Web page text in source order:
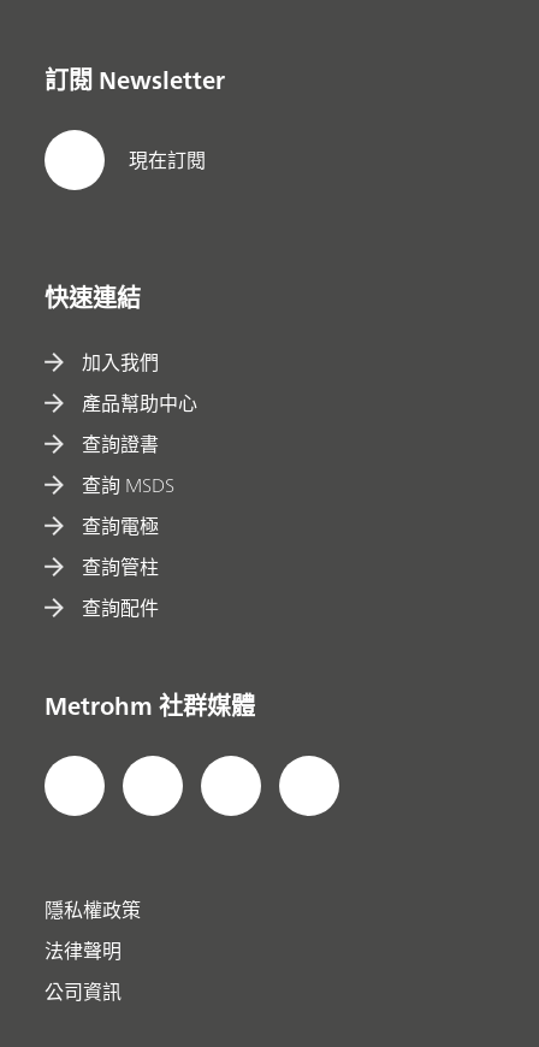
訂閱 Newsletter
現在訂閱
快速連結
加入我們
產品幫助中心
查詢證書
查詢 MSDS
查詢電極
查詢管柱
查詢配件
Metrohm 社群媒體
隱私權政策
法律聲明
公司資訊